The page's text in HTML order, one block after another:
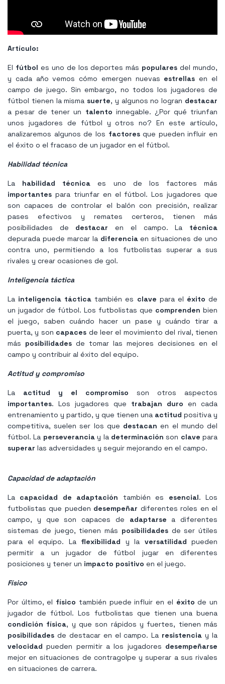
Artículo:
El fútbol es uno de los deportes más popularesdel mundo,
y cada año vemos cómo emergen nuevas estrellasen el
campo de juego. Sin embargo, no todos los jugadores de
fútbol tienen la misma suerte, y algunos no logran destacar
a pesar de tener un talento innegable. ¿Por qué triunfan
unos jugadores de fútbol y otros no? En este artículo,
analizaremos algunos de los factoresque pueden influir en
el éxito o el fracaso de un jugador en el fútbol.
Habilidad técnica
La habilidad técnicaes uno de los factores más
importantes para triunfar en el fútbol. Los jugadores que
son capaces de controlar el balón con precisión, realizar
pases efectivos y remates certeros, tienen más
posibilidades de destacaren el campo. La técnica
depurada puede marcar la diferenciaen situaciones de uno
contra uno, permitiendo a los futbolistas superar a sus
rivales y crear ocasiones de gol.
Inteligencia táctica
La inteligencia tácticatambién es clave para el éxitode
un jugador de fútbol. Los futbolistas que comprenden bien
el juego, saben cuándo hacer un pase y cuándo tirar a
puerta, y son capaces de leer el movimiento del rival, tienen
más posibilidades de tomar las mejores decisiones en el
campo y contribuir al éxito del equipo.
Actitud y compromiso
La actitud y el compromiso son otros aspectos
importantes. Los jugadores que trabajan duro en cada
entrenamiento y partido, y que tienen una actitud positiva y
competitiva, suelen ser los que destacanen el mundo del
fútbol. La perseveranciay la determinaciónson clave para
superar las adversidades y seguir mejorando en el campo.
Capacidad de adaptación
La capacidad de adaptación también es esencial. Los
futbolistas que pueden desempeñar diferentes roles en el
campo, y que son capaces de adaptarse a diferentes
sistemas de juego, tienen más posibilidades de ser útiles
para el equipo. La flexibilidad y la versatilidad pueden
permitir a un jugador de fútbol jugar en diferentes
posiciones y tener un impacto positivo en el juego.
Físico
Por último, el físico también puede influir en el éxitode un
jugador de fútbol. Los futbolistas que tienen una buena
condición física, y que son rápidos y fuertes, tienen más
posibilidades de destacar en el campo. La resistenciay la
velocidadpueden permitir a los jugadores desempeñarse
mejor en situaciones de contragolpe y superar a sus rivales
en situaciones de carrera.